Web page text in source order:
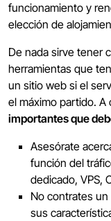
funcionamiento y
elección de
De nada sirve tener
herramientas que
un sitio web si el
el máximo partido.
importantes que
Asesórate
función del
dedicado, VPS,
No contrates
sus